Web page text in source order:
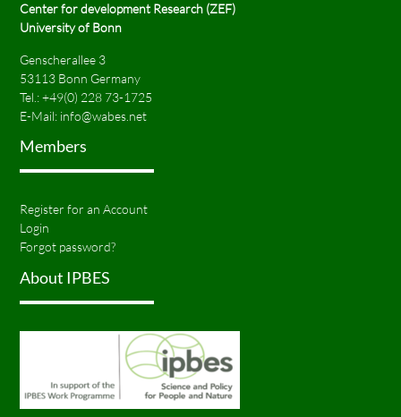
Center for development Research (ZEF)
University of Bonn
Genscherallee 3
53113 Bonn Germany
Tel.:+49(0) 228 73-1725
E-Mail: info@wabes.net
Members
Register for an Account
Login
Forgot password?
About IPBES